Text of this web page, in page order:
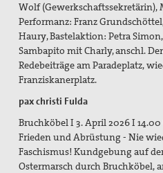
Wolf (Gewerkschaftssekretärin),
Performanz: Franz
Haury, Bastelaktion: Petra
Sambapito mit Charly, anschl.
Redebeiträge am Paradeplatz,
Franziskanerplatz.
pax christi Fulda
Bruchköbel I 3. April 2026 I
Frieden und Abrüstung - Nie
Faschismus! Kundgebung auf
Ostermarsch durch Bruchköbel,